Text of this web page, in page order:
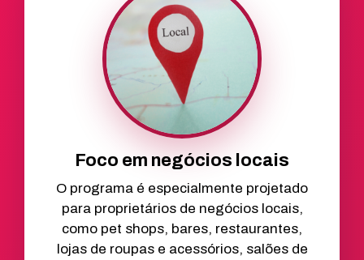
Foco em negócios locais
O programa é especialmente projetado
para proprietários de negócios locais,
como pet shops, bares, restaurantes,
lojas de roupas e acessórios, salões de